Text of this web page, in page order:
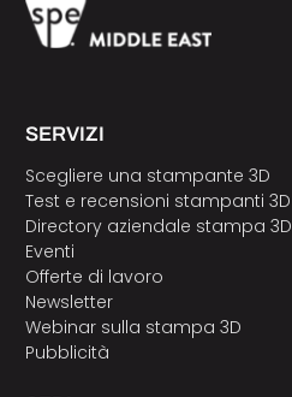
SERVIZI
Scegliere una stampante 3D
Test e recensioni stampanti 3D
Directory aziendale stampa 3D
Eventi
Offerte di lavoro
Newsletter
Webinar sulla stampa 3D
Pubblicità